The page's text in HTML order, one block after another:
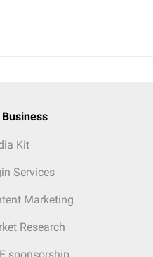
Business
Kit
Services
Marketing
Research